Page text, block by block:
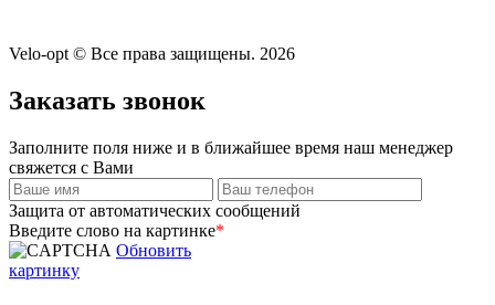
Velo-opt © Все права защищены. 2026
Заказать звонок
Заполните поля ниже и в ближайшее время наш менеджер
свяжется с Вами
Защита от автоматических сообщений
Введите слово на картинке*
Обновить
картинку